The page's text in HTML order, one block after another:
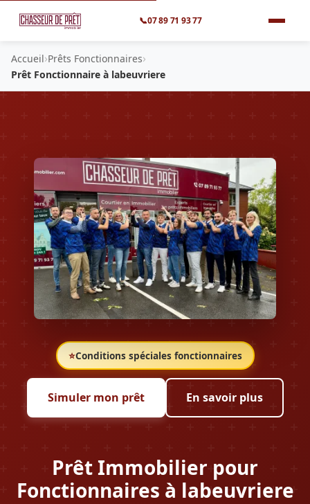
📞07 89 71 93 77
Accueil›Prêts Fonctionnaires›
Prêt Fonctionnaire à labeuvriere
⭐Conditions spéciales fonctionnaires
Prêt Immobilier pour
Fonctionnaires à labeuvriere
Simuler mon prêt En savoir plus